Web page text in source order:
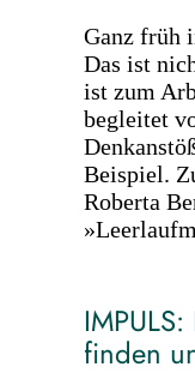
Ganz früh
Das ist
ist zum
begleitet
Beispiel.
Roberta
finden